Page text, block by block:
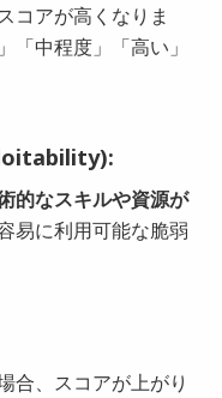
コアが高くなりま
「中程度」「高い」
的なスキルや資源が
易に利用可能な脆弱
合、スコアが上がり